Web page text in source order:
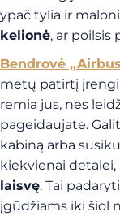
ypač tylia ir
kelionė, ar poilsis
Bendrovė
metų patirtį
remia jus, nes
pageidaujate.
kabiną arba
kiekvienai
laisvę. Tai
įgūdžiams iki šiol